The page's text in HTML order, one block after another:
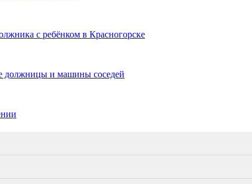
с ребёнком в Красногорске
должницы и машины соседей